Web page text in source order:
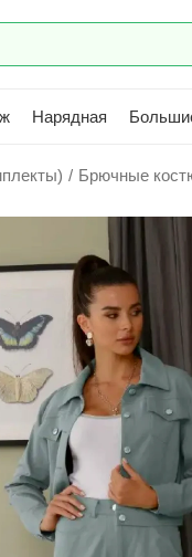
Нарядная
/ Брючные